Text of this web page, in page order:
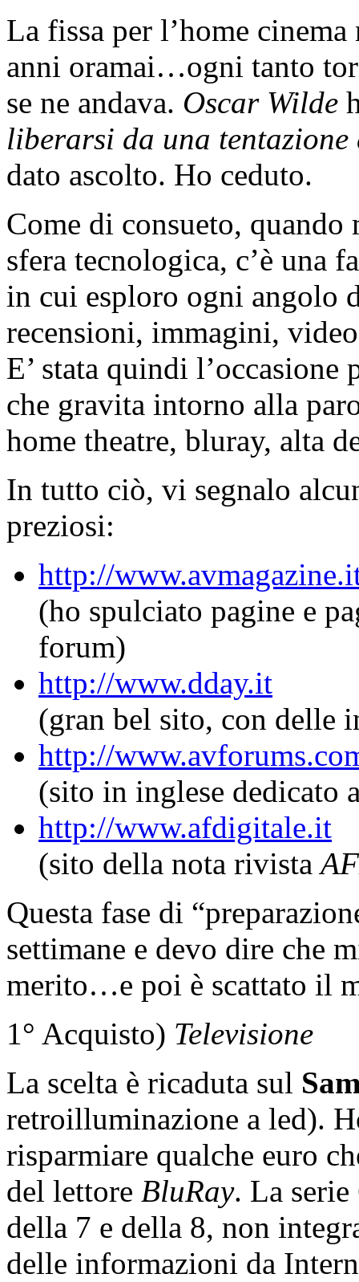
La fissa per l’home
anni oramai…ogni tanto
se ne andava. Oscar Wilde
liberarsi da una tentazione
dato ascolto. Ho ceduto.
Come di consueto,
sfera tecnologica, c’è una
in cui esploro ogni angolo
recensioni, immagini,
E’ stata quindi
che gravita intorno alla
home theatre, bluray, alta
In tutto ciò, vi segnalo
preziosi:
http://
(ho spulciato pagine e
forum)
http://www.dday.it
(gran bel sito, con delle
http://
(sito in inglese dedicato
http://www.afdigitale.it
(sito della nota rivista
Questa fase di
settimane e devo dire che
merito…e poi è scattato il
1° Acquisto) Televisione
La scelta è ricaduta sul
retroilluminazione a led).
risparmiare qualche euro
del lettore BluRay. La
della 7 e della 8, non
delle informazioni da